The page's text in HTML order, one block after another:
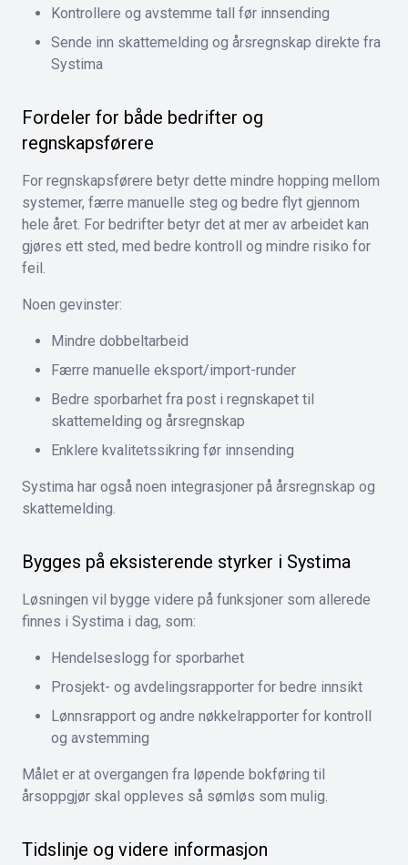
Kontrollere og avstemme tall før innsending
Sende inn skattemelding og årsregnskap direkte fra
Systima
Fordeler for både bedrifter og
regnskapsførere
For regnskapsførere betyr dette mindre hopping mellom
systemer, færre manuelle steg og bedre flyt gjennom
hele året. For bedrifter betyr det at mer av arbeidet kan
gjøres ett sted, med bedre kontroll og mindre risiko for
feil.
Noen gevinster:
Mindre dobbeltarbeid
Færre manuelle eksport/import-runder
Bedre sporbarhet fra post i regnskapet til
skattemelding og årsregnskap
Enklere kvalitetssikring før innsending
Systima har også noen integrasjoner på årsregnskap og
skattemelding.
Bygges på eksisterende styrker i Systima
Løsningen vil bygge videre på funksjoner som allerede
finnes i Systima i dag, som:
Hendelseslogg for sporbarhet
Prosjekt- og avdelingsrapporter for bedre innsikt
Lønnsrapport og andre nøkkelrapporter for kontroll
og avstemming
Målet er at overgangen fra løpende bokføring til
årsoppgjør skal oppleves så sømløs som mulig.
Tidslinje og videre informasjon